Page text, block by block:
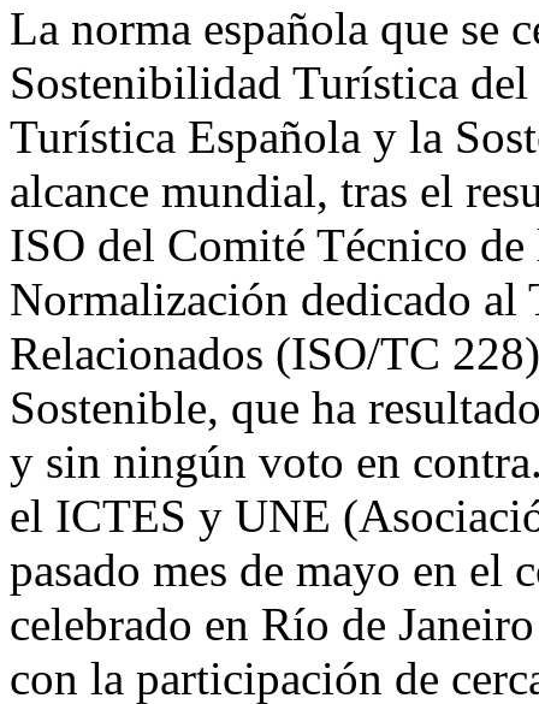
La norma española que se
Sostenibilidad Turística
Turística Española y la
alcance mundial, tras el
ISO del Comité Técnico
Normalización dedicado al
Relacionados (ISO/TC
Sostenible, que ha
y sin ningún voto en
el ICTES y UNE
pasado mes de mayo en el
celebrado en Río de
con la participación de